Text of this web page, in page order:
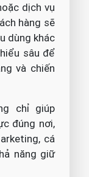
dịch vụ
hàng sẽ
dùng khác
sâu để
và chiến
chỉ giúp
đúng nơi,
cá
năng giữ